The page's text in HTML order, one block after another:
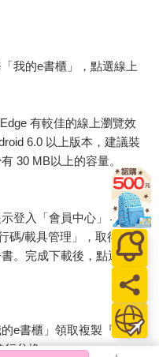
我的e書櫃」，點選線上
有較佳的線上瀏覽效
6.0 以上版本，建議裝
30 MB以上的容量。
登入「會員中心」→「我
碼/載具管理」，取得通行
。完成下載後，點選任一
e書櫃」領取複製『兌換
行兌換。